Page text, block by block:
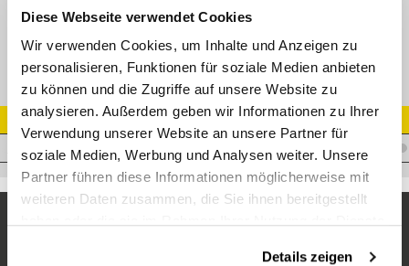
Diese Webseite verwendet Cookies
Wir verwenden Cookies, um Inhalte und Anzeigen zu
personalisieren, Funktionen für soziale Medien anbieten
zu können und die Zugriffe auf unsere Website zu
analysieren. Außerdem geben wir Informationen zu Ihrer
Verwendung unserer Website an unsere Partner für
soziale Medien, Werbung und Analysen weiter. Unsere
Partner führen diese Informationen möglicherweise mit
weiteren Daten zusammen, die Sie ihnen bereitgestellt
Details zeigen
Artikel Nr.
I.I19CF160